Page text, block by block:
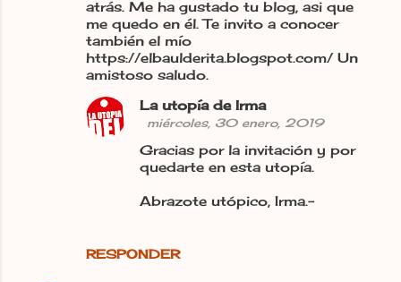
atrás. Me ha gustado tu blog, asi que
me quedo en él. Te invito a conocer
también el mío
https://elbaulderita.blogspot.com/ Un
amistoso saludo.
RESPONDER
La utopía de Irma
miércoles, 30 enero, 2019
Gracias por la invitación y por
quedarte en esta utopía.
Abrazote utópico, Irma.-